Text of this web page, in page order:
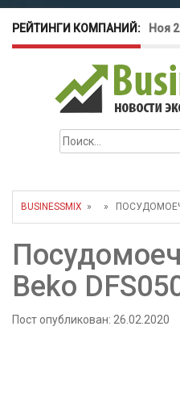
РЕЙТИНГИ КОМПАНИЙ: Ноя
для
Окт
Найти:
BUSINESSMIX » »
Beko
Пост опубликован: 26.02.2020